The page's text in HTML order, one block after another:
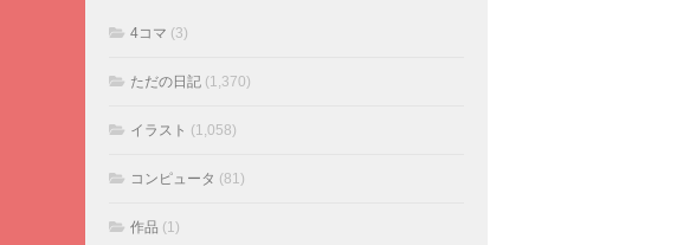
4コマ (3)
ただの日記 (1,370)
イラスト (1,058)
コンピュータ (81)
作品 (1)